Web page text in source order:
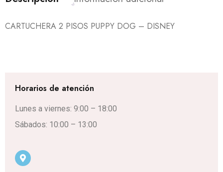
CARTUCHERA 2 PISOS PUPPY DOG – DISNEY
Horarios de atención
Lunes a viernes: 9:00 – 18:00
Sábados: 10:00 – 13:00